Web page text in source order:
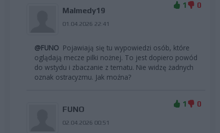
Malmedy19
01.04.2026 22:41
1 0
@FUNO Pojawiają się tu wypowiedzi osób, które
oglądają mecze pilki nożnej. To jest dopiero powód
do wstydu i zbaczanie z tematu. Nie widzę żadnych
oznak ostracyzmu. Jak moźna?
FUNO
02.04.2026 00:51
1 0